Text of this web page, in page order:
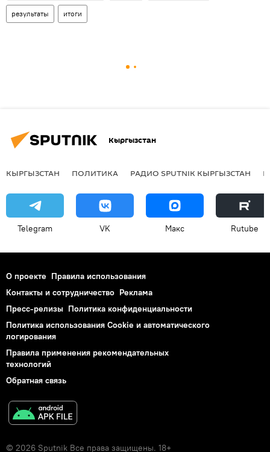
результаты итоги
Кыргызстан
КЫРГЫЗСТАН ПОЛИТИКА РАДИО SPUTNIK КЫРГЫЗСТАН
Telegram VK Макс Rutube
О проекте Правила использования
Контакты и сотрудничество Реклама
Пресс-релизы Политика конфиденциальности
Политика использования Cookie и автоматического
логирования
Правила применения рекомендательных
технологий
Обратная связь
© 2026 Sputnik Все права защищены. 18+